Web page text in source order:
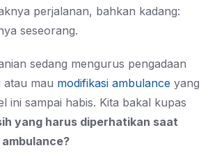
perjalanan, bahkan kadang:
seseorang.
sedang mengurus pengadaan
mau modifikasi ambulance yang
ini sampai habis. Kita bakal kupas
yang harus diperhatikan saat